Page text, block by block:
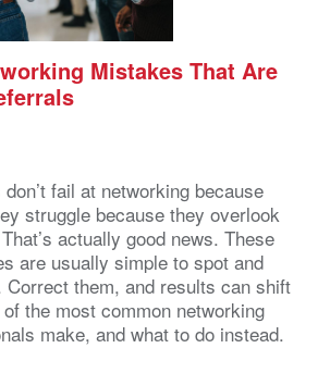
Mistakes That Are
fail at networking because
struggle because they overlook
actually good news. These
are usually simple to spot and
them, and results can shift
the most common networking
make, and what to do instead.